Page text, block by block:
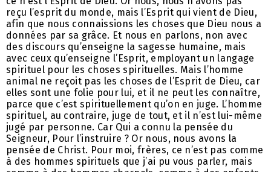
reçu l’esprit du monde, mais l’Esprit qui vient de Dieu,
afin que nous connaissions les choses que Dieu nous a
données par sa grâce. Et nous en parlons, non avec
des discours qu’enseigne la sagesse humaine, mais
avec ceux qu’enseigne l’Esprit, employant un langage
spirituel pour les choses spirituelles. Mais l’homme
animal ne reçoit pas les choses de l’Esprit de Dieu, car
elles sont une folie pour lui, et il ne peut les connaître,
parce que c’est spirituellement qu’on en juge. L’homme
spirituel, au contraire, juge de tout, et il n’est lui-même
jugé par personne. Car Qui a connu la pensée du
Seigneur, Pour l’instruire ? Or nous, nous avons la
pensée de Christ. Pour moi, frères, ce n’est pas comme
à des hommes spirituels que j’ai pu vous parler, mais